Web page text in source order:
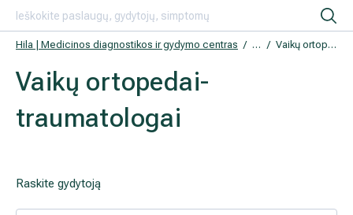
Hila | Medicinos diagnostikos ir gydymo centras GydytojaiVaikų ortopedai-traumatologai
Vaikų ortopedai-
traumatologai
Raskite gydytoją
Tyrimai
Neurologija
Šeimos medicina
Apmokėjimas ir paslaugos
Apgyvendinimas ir maitinimas
Nedarbingumo pažymėjimai